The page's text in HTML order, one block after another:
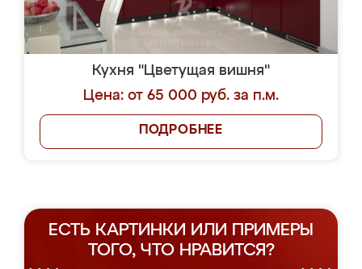
Кухня "Цветущая вишня"
Цена: от 65 000 руб. за п.м.
ПОДРОБНЕЕ
ЕСТЬ КАРТИНКИ ИЛИ ПРИМЕРЫ
ТОГО, ЧТО НРАВИТСЯ?